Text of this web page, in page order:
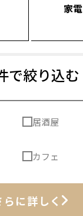
家電
で絞り込む
居酒屋
カフェ
らに詳しく